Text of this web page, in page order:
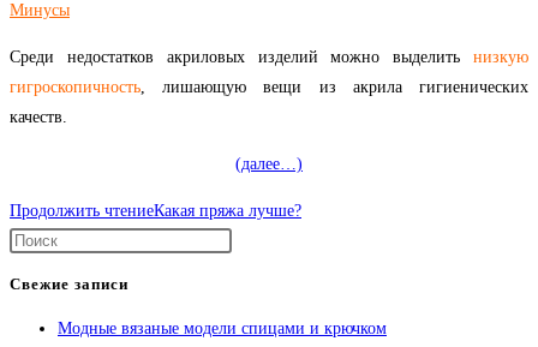
Минусы
Среди недостатков акриловых изделий можно выделить низкую
гигроскопичность, лишающую вещи из акрила гигиенических
качеств.
(далее…)
Продолжить чтениеКакая пряжа лучше?
Свежие записи
Модные вязаные модели спицами и крючком